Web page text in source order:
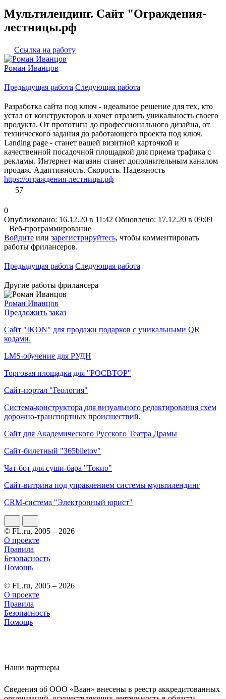
Мультилендинг. Сайт "Ограждения-
лестницы.рф
Ссылка на работу
Роман Иванцов
Предыдущая работа Следующая работа
Разработка сайта под ключ - идеальное решение для тех, кто
устал от конструкторов и хочет отразить уникальность своего
продукта. От прототипа до профессионального дизайна, от
технического задания до работающего проекта под ключ.
Landing page - станет вашей визитной карточкой и
качественной посадочной площадкой для приема трафика с
рекламы. Интернет-магазин станет дополнительным каналом
продаж. Адаптивность. Скорость. Надежность
https://ограждения-лестницы.рф
57
0
Опубликовано: 16.12.20 в 11:42 Обновлено: 17.12.20 в 09:09
Веб-программирование
Войдите или зарегистрируйтесь, чтобы комментировать
работы фрилансеров.
Предыдущая работа Следующая работа
Другие работы фрилансера
Роман Иванцов
Предложить заказ
Сайт "IKON" для продажи подарков с уникальными QR
кодами.
LMS-обучение для РУДН
Торговая площадка для "РОСВТОР"
Сайт-портал "Геология"
Система-конструктора для визуального редактирования схем
дорожно-транспортных происшествий.
Сайт для Академического Русского Театра Драмы
Сайт-билетный "365biletov"
Чат-бот для суши-бара "Токио"
Сайт-витрина под управлением системы мультилендинг
CRM-система "Электронный юрист"
© FL.ru, 2005 – 2026
О проекте
Правила
Безопасность
Помощь
© FL.ru, 2005 – 2026
О проекте
Правила
Безопасность
Помощь
Наши партнеры
Сведения об ООО «Ваан» внесены в реестр аккредитованных